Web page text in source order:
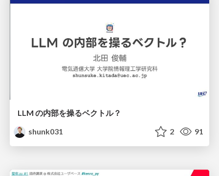
LLM の内部を操るベクトル？
shunk031
2 91